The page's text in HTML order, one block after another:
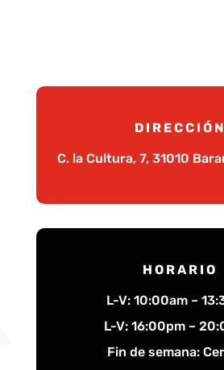
DIRECCIÓN
C. la Cultura, 7, 31010
HORARIO
L-V: 10:00am –
L-V: 16:00pm –
Fin de semana: